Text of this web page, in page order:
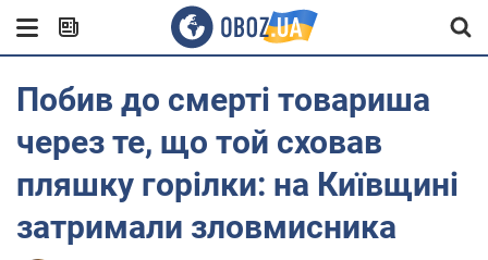
Побив до смерті товариша
через те, що той сховав
пляшку горілки: на Київщині
затримали зловмисника